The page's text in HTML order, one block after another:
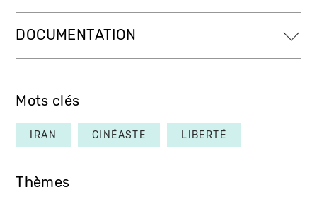
DOCUMENTATION
Mots clés
IRAN CINÉASTE LIBERTÉ
Thèmes